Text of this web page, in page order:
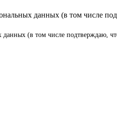
данных (в том числе
данных (в том числе подтверждаю,